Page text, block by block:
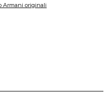
Armani originali